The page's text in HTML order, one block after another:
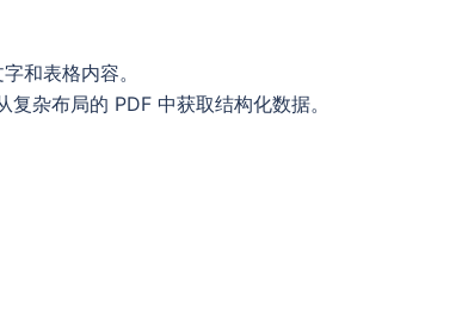
和表格内容。
复杂布局的 PDF 中获取结构化数据。